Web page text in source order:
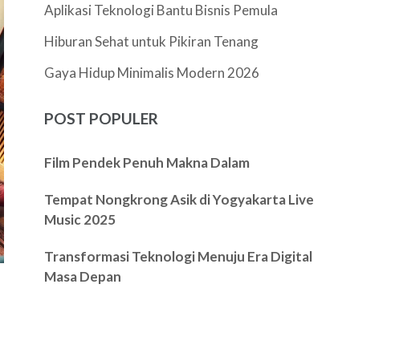
Aplikasi Teknologi Bantu Bisnis Pemula
Hiburan Sehat untuk Pikiran Tenang
Gaya Hidup Minimalis Modern 2026
POST POPULER
Film Pendek Penuh Makna Dalam
Tempat Nongkrong Asik di Yogyakarta Live
Music 2025
Transformasi Teknologi Menuju Era Digital
Masa Depan